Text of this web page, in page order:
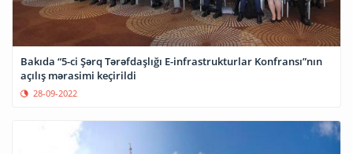
Bakıda “5-ci Şərq Tərəfdaşlığı E-infrastrukturlar Konfransı”nın
açılış mərasimi keçirildi
28-09-2022